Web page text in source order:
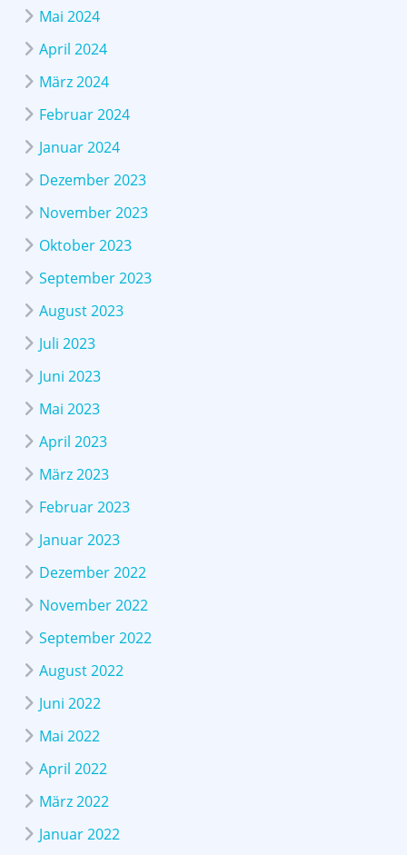
Mai 2024
April 2024
März 2024
Februar 2024
Januar 2024
Dezember 2023
November 2023
Oktober 2023
September 2023
August 2023
Juli 2023
Juni 2023
Mai 2023
April 2023
März 2023
Februar 2023
Januar 2023
Dezember 2022
November 2022
September 2022
August 2022
Juni 2022
Mai 2022
April 2022
März 2022
Januar 2022